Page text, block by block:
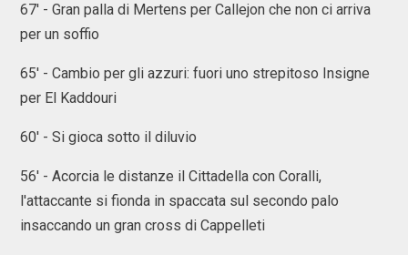
67' - Gran palla di Mertens per Callejon che non ci arriva
per un soffio
65' - Cambio per gli azzuri: fuori uno strepitoso Insigne
per El Kaddouri
60' - Si gioca sotto il diluvio
56' - Acorcia le distanze il Cittadella con Coralli,
l'attaccante si fionda in spaccata sul secondo palo
insaccando un gran cross di Cappelleti